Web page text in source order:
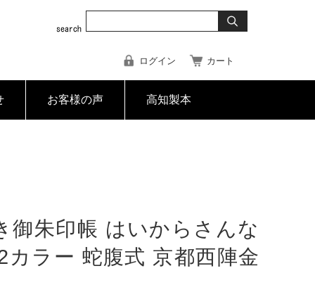
ログイン カート
お客様の声 高知製本
御朱印帳 はいからさんな
カラー 蛇腹式 京都西陣金